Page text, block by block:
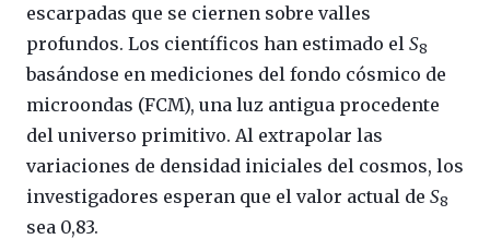
escarpadas que se ciernen sobre valles
profundos. Los científicos han estimado el S8
basándose en mediciones del fondo cósmico de
microondas (FCM), una luz antigua procedente
del universo primitivo. Al extrapolar las
variaciones de densidad iniciales del cosmos, los
investigadores esperan que el valor actual de S8
sea 0,83.